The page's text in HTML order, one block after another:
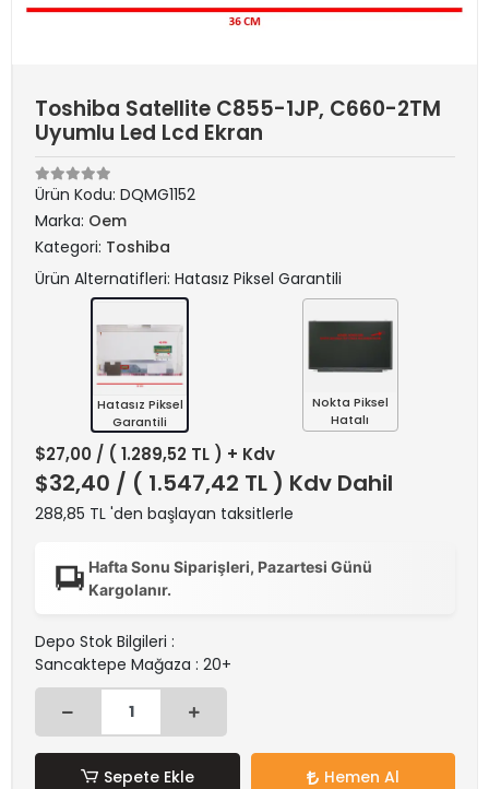
Toshiba Satellite C855-1JP, C660-2TM
Uyumlu Led Lcd Ekran
Ürün Kodu: DQMG1152
Marka: Oem
Kategori: Toshiba
Ürün Alternatifleri: Hatasız Piksel Garantili
Hatasız Piksel
Garantili
Nokta Piksel
Hatalı
$27,00 / ( 1.289,52 TL ) + Kdv
$32,40 / ( 1.547,42 TL ) Kdv Dahil
288,85 TL 'den başlayan taksitlerle
Hafta Sonu Siparişleri, Pazartesi Günü
Kargolanır.
Depo Stok Bilgileri :
Sancaktepe Mağaza : 20+
Sepete Ekle Hemen Al